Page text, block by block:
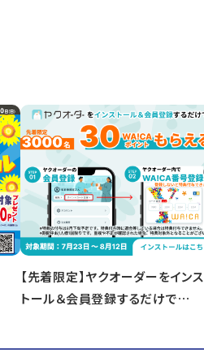
【先着限定】ヤクオーダーをインス
トール＆会員登録するだけで